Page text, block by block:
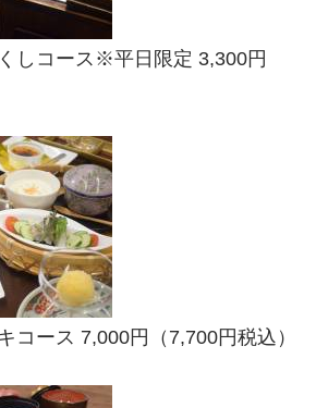
しコース※平日限定 3,300円
コース 7,000円（7,700円税込）